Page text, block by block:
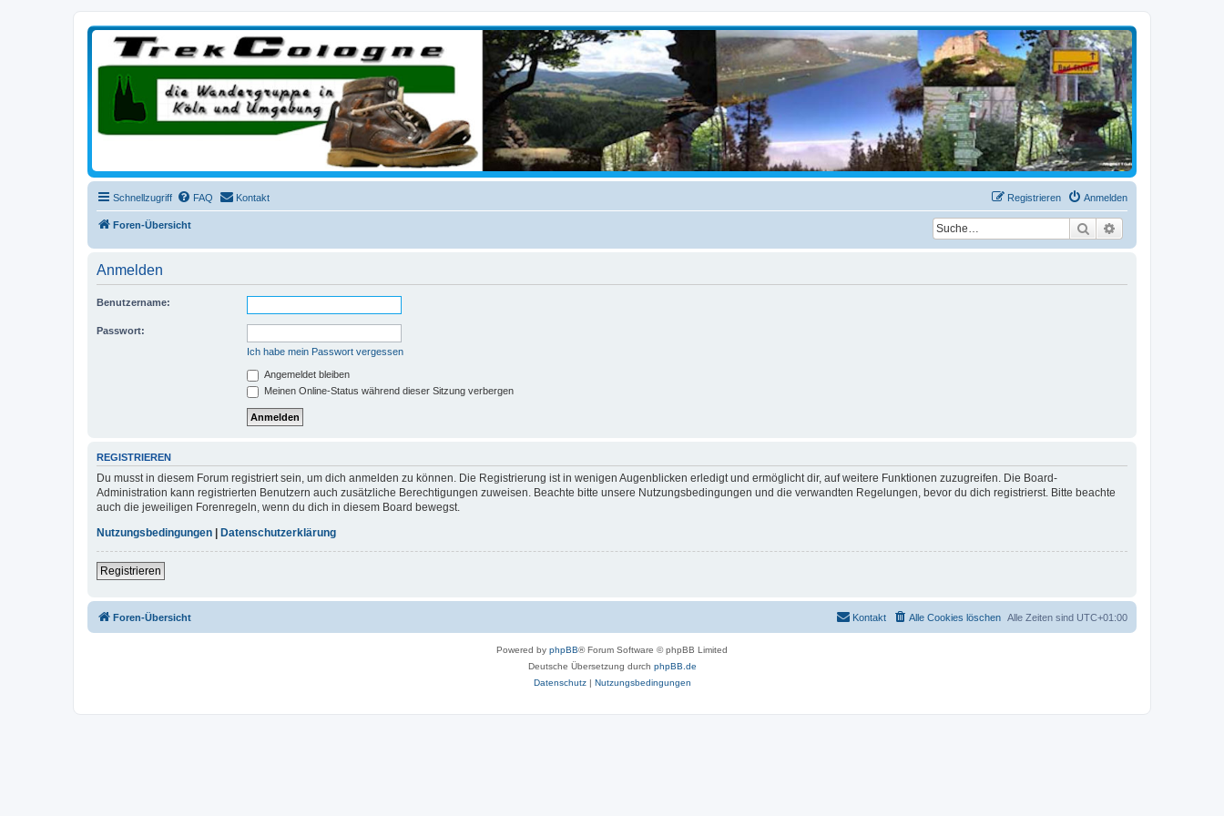
trekcologne.de
Wanderungen rund um Köln
Schnellzugriff FAQ Kontakt Anmelden
Registrieren
Foren-Übersicht Suche
Anmelden
Benutzername:
Passwort:
Ich habe mein Passwort vergessen
Angemeldet bleiben
Meinen Online-Status während dieser Sitzung verbergen
REGISTRIEREN
Du musst in diesem Forum registriert sein, um dich anmelden zu können. Die Registrierung ist in wenigen Augenblicken erledigt und ermöglicht dir, auf weitere Funktionen zuzugreifen. Die Board-
Administration kann registrierten Benutzern auch zusätzliche Berechtigungen zuweisen. Beachte bitte unsere Nutzungsbedingungen und die verwandten Regelungen, bevor du dich registrierst. Bitte beachte
auch die jeweiligen Forenregeln, wenn du dich in diesem Board bewegst.
Nutzungsbedingungen
Datenschutzerklärung
Registrieren
Foren-Übersicht Alle Zeiten sind UTC+01:00
Alle Cookies löschen
Kontakt
Powered by phpBB® Forum Software © phpBB Limited
Deutsche Übersetzung durch phpBB.de
Datenschutz| Nutzungsbedingungen